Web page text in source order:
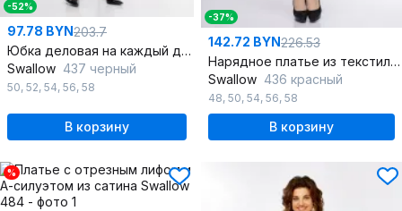
-52%
97.78 BYN203.7
Юбка деловая на каждый день с разрезом, демисезонная
Swallow 437 черный
50, 52, 54, 56, 58
В корзину
-37%
142.72 BYN226.53
Нарядное платье из текстиля с объемными рукавами
Swallow 436 красный
48, 50, 54, 56, 58
В корзину
%